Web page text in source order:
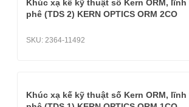
Khúc xạ kế kỹ thuật số Kern ORM,
phê (TDS 2) KERN OPTICS ORM 2CO
SKU: 2364-11492
Khúc xạ kế kỹ thuật số Kern ORM,